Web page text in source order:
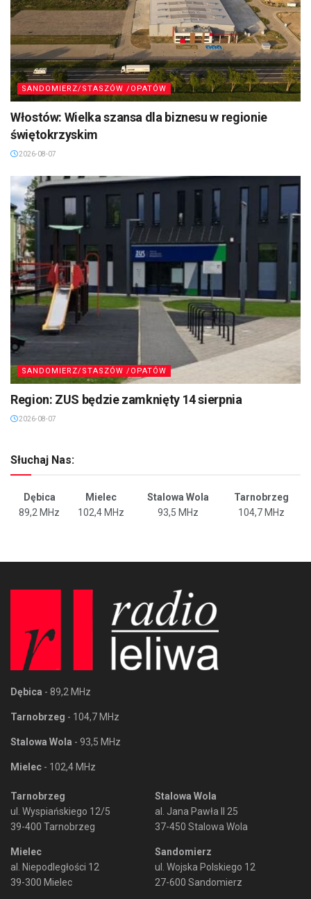
SANDOMIERZ/STASZÓW /OPATÓW
Włostów: Wielka szansa dla biznesu w regionie
świętokrzyskim
2026-08-07
SANDOMIERZ/STASZÓW /OPATÓW
Region: ZUS będzie zamknięty 14 sierpnia
2026-08-07
Słuchaj Nas:
Dębica Mielec Stalowa Wola
Tarnobrzeg
89,2 MHz
102,4 MHz 93,5 MHz 104,7 MHz
Dębica - 89,2 MHz
Tarnobrzeg - 104,7 MHz
Stalowa Wola - 93,5 MHz
Mielec - 102,4 MHz
Tarnobrzeg
ul. Wyspiańskiego 12/5
39-400 Tarnobrzeg
Mielec
al. Niepodległości 12
39-300 Mielec
Stalowa Wola
al. Jana Pawła II 25
37-450 Stalowa Wola
Sandomierz
ul. Wojska Polskiego 12
27-600 Sandomierz